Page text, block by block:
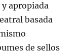
apropiada
basada
de sellos